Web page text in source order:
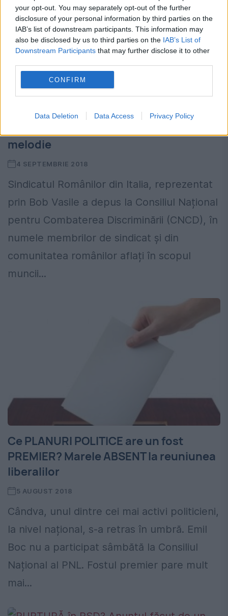
your opt-out. You may separately opt-out of the further
disclosure of your personal information by third parties on the
IAB’s list of downstream participants. This information may
also be disclosed by us to third parties on the IAB’s List of
Downstream Participants that may further disclose it to other
CONFIRM
Data Deletion Data Access Privacy Policy
vicepremier, Ioan Rus a explicat de ce și-a
dat demisia din PSD,...
Un greu al PSD a fost reclamat pentru
melodie
4 SEPTEMBRIE 2018
Sindicatul Românilor din Italia, reprezentat
prin Bob Vasile a depus la Consiliul Național
pentru Combaterea Discriminării (CNCD), în
numele membrilor de sindicat și din
comunitatea românilor aflați în scopul
muncii...
Ce PLANURI POLITICE are un fost
PREMIER? Marele ABSENT la reuniunea
liberalilor
5 AUGUST 2018
Cândva, unul dintre cei mai activi politicieni,
la nivel național, s-a retras în umbră. Emil
Boc nu a participat sâmbătă la Consiliul
Național al PNL. Fostul premier pare mult
mai...